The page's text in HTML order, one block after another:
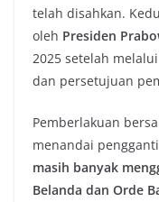
telah disahkan.
oleh Presiden
2025 setelah
dan persetujuan
Pemberlakuan
menandai
masih banyak
Belanda dan Orde